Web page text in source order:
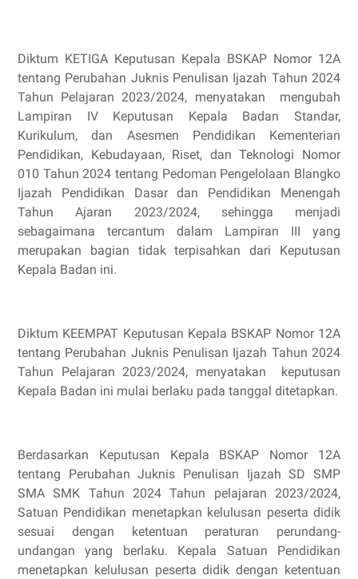
Diktum KETIGA Keputusan Kepala BSKAP Nomor 12A
tentang Perubahan Juknis Penulisan Ijazah Tahun 2024
Tahun Pelajaran 2023/2024, menyatakan
mengubah
Lampiran IV Keputusan Kepala Badan Standar,
Kurikulum, dan Asesmen Pendidikan Kementerian
Pendidikan, Kebudayaan, Riset, dan Teknologi Nomor
010 Tahun 2024 tentang Pedoman Pengelolaan Blangko
Ijazah Pendidikan Dasar dan Pendidikan Menengah
Tahun Ajaran 2023/2024, sehingga menjadi
sebagaimana tercantum dalam Lampiran III yang
merupakan bagian tidak terpisahkan dari Keputusan
Kepala Badan ini.
Diktum KEEMPAT Keputusan Kepala BSKAP Nomor 12A
tentang Perubahan Juknis Penulisan Ijazah Tahun 2024
Tahun Pelajaran 2023/2024, menyatakan
keputusan
Kepala Badan ini mulai berlaku pada tanggal ditetapkan.
Berdasarkan Keputusan Kepala BSKAP Nomor 12A
tentang Perubahan Juknis Penulisan Ijazah SD SMP
SMA SMK Tahun 2024 Tahun pelajaran 2023/2024,
Satuan Pendidikan menetapkan kelulusan peserta didik
sesuai dengan ketentuan peraturan perundang-
undangan yang berlaku. Kepala Satuan Pendidikan
menetapkan kelulusan peserta didik dengan ketentuan